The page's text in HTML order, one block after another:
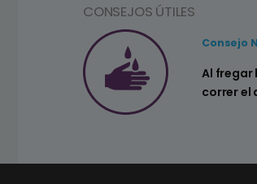
CONSEJOS ÚTILES
Consejo
Al fregar
correr el